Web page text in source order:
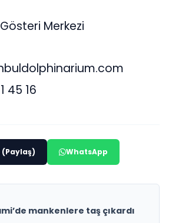
Merkezi
45 16
(Paylaş) WhatsApp
mankenlere taş çıkardı